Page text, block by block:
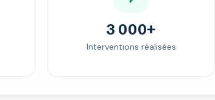
3 000+
Interventions réalisées